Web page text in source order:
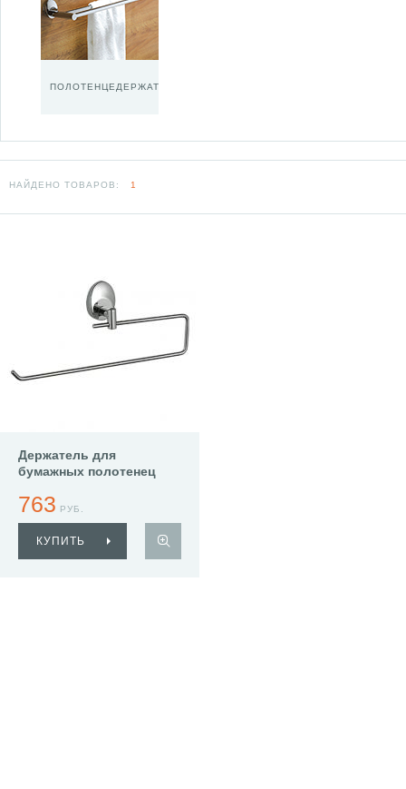
ПОЛОТЕНЦЕДЕРЖАТЕЛИ
НАЙДЕНО ТОВАРОВ: 1
Держатель для
бумажных полотенец
763 РУБ.
КУПИТЬ